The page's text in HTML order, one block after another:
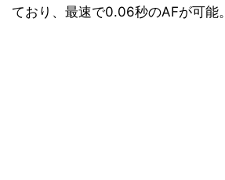
ており、最速で0.06秒のAFが可能。